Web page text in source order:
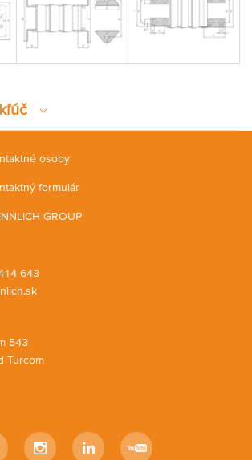
osoby
formulár
GROUP
543
Turcom
643
InstagramLinkedIn YouTube